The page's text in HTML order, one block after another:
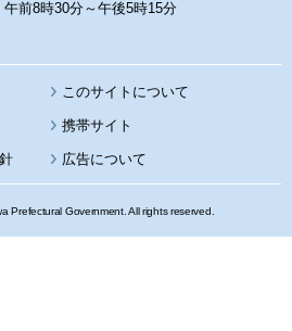
前8時30分～午後5時15分
このサイトについて
携帯サイト
広告について
Prefectural Government. All rights reserved.